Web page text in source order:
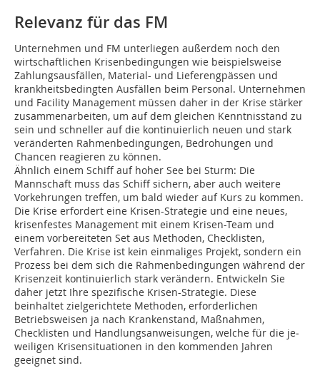
Relevanz für das FM
Unternehmen und FM unterliegen ­außerdem noch den
wirtschaftlichen Krisenbedingungen wie beispielsweise
Zahlungsausfällen, Material- und Lieferengpässen und
krankheitsbedingten Ausfällen beim Personal. Unternehmen
und Facility Management müssen daher in der Krise stärker
zusammenarbeiten, um auf dem gleichen Kenntnisstand zu
sein und schneller auf die kontinuierlich neuen und stark
veränderten Rahmenbedingungen, Bedrohungen und
Chancen reagieren zu können.
Ähnlich einem Schiff auf hoher See bei Sturm: Die
Mannschaft muss das Schiff sichern, aber auch weitere
Vorkehrungen treffen, um bald wieder auf Kurs zu kommen.
Die Krise erfordert eine Krisen-Strategie und eine neues,
krisenfestes Management mit einem Krisen-Team und
einem vorbereiteten Set aus Methoden, Checklisten,
Verfahren. Die Krise ist kein einmaliges Projekt, sondern ein
Prozess bei dem sich die Rahmenbedingungen während der
Krisenzeit kontinuierlich stark verändern. Entwickeln Sie
daher jetzt Ihre spezifische Krisen-Strategie. Diese
beinhaltet zielgerichtete Methoden, erforderlichen
Betriebsweisen ja nach Krankenstand, Maßnahmen,
Checklisten und Handlungsanweisungen, welche für die je­
weiligen Krisensituationen in den kommenden Jahren
geeignet sind.